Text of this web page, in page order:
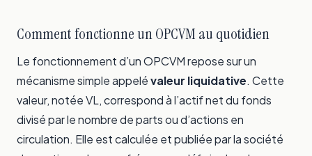
Comment fonctionne un OPCVM au quotidien
Le fonctionnement d’un OPCVM repose sur un
mécanisme simple appelévaleur liquidative. Cette
valeur, notée VL, correspond à l’actif net du fonds
divisé par le nombre de parts ou d’actions en
circulation. Elle est calculée et publiée par la société